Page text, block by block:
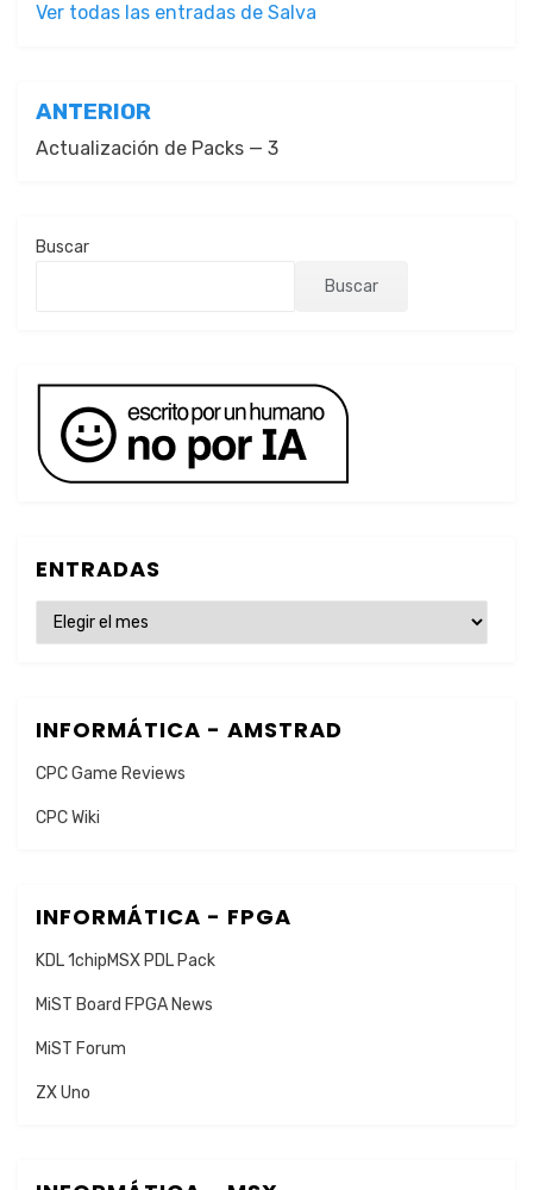
Ver todas las entradas de Salva
Navegación
de
ANTERIOR
Actualización de Packs — 3
Buscar
Buscar
ENTRADAS
ENTRADAS
INFORMÁTICA - AMSTRAD
CPC Game Reviews
CPC Wiki
INFORMÁTICA - FPGA
KDL 1chipMSX PDL Pack
MiST Board FPGA News
MiST Forum
ZX Uno